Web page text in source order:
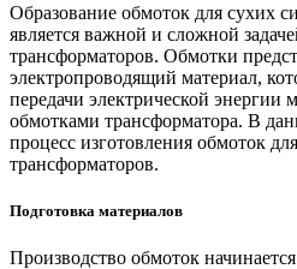
Образование обмоток для сухих
является важной и сложной
трансформаторов. Обмотки
электропроводящий материал,
передачи электрической энергии
обмотками трансформатора. В
процесс изготовления обмоток
трансформаторов.
Подготовка материалов
Производство обмоток